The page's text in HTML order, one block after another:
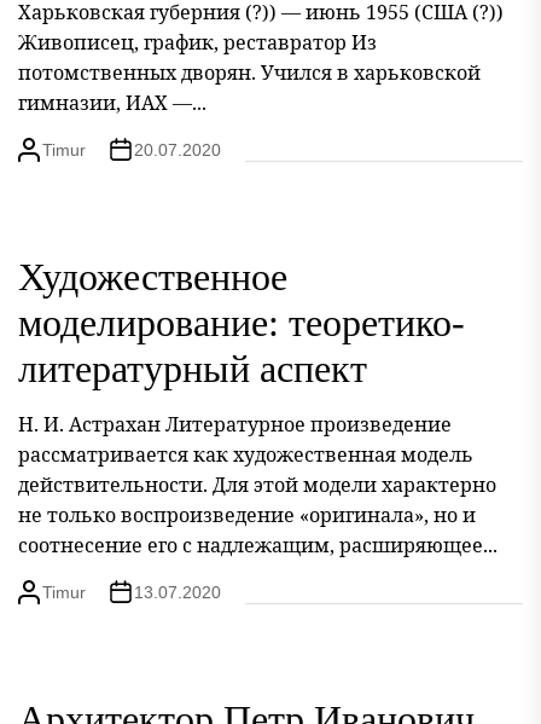
Харьковская губерния (?)) — июнь 1955 (США (?))
Живописец, график, реставратор Из
потомственных дворян. Учился в харьковской
гимназии, ИАХ —...
Timur 20.07.2020
Художественное
моделирование: теоретико-
литературный аспект
Н. И. Астрахан Литературное произведение
рассматривается как художественная модель
действительности. Для этой модели характерно
не только воспроизведение «оригинала», но и
соотнесение его с надлежащим, расширяющее...
Timur 13.07.2020